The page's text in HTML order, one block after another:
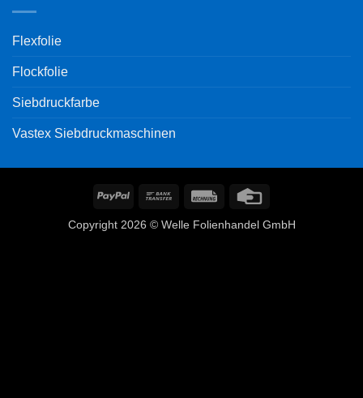
Flexfolie
Flockfolie
Siebdruckfarbe
Vastex Siebdruckmaschinen
PayPal
Bank
Rechung
Copyright 2026 © Welle Folienhandel GmbH